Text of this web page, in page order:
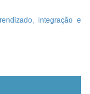
integração e